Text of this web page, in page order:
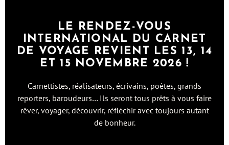
LE RENDEZ-VOUS
INTERNATIONAL DU CARNET
DE VOYAGE REVIENT LES 13, 14
ET 15 NOVEMBRE 2026 !
Carnettistes, réalisateurs, écrivains, poètes, grands
reporters, baroudeurs… Ils seront tous prêts à vous faire
rêver, voyager, découvrir, réfléchir avec toujours autant
de bonheur.